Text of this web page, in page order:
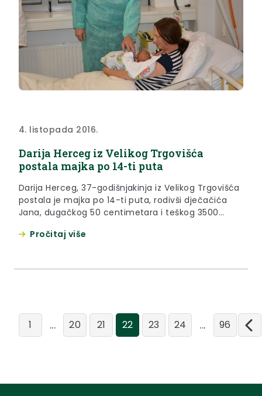
4. listopada 2016.
Darija Herceg iz Velikog Trgovišća
postala majka po 14-ti puta
Darija Herceg, 37-godišnjakinja iz Velikog Trgovišća
postala je majka po 14-ti puta, rodivši dječačića
Jana, dugačkog 50 centimetara i teškog 3500
Pročitaj više
1 ... 20 21 22 23 24 ... 96